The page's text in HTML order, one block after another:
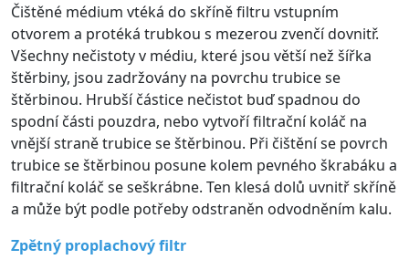
Čištěné médium vtéká do skříně filtru vstupním
otvorem a protéká trubkou s mezerou zvenčí dovnitř.
Všechny nečistoty v médiu, které jsou větší než šířka
štěrbiny, jsou zadržovány na povrchu trubice se
štěrbinou. Hrubší částice nečistot buď spadnou do
spodní části pouzdra, nebo vytvoří filtrační koláč na
vnější straně trubice se štěrbinou. Při čištění se povrch
trubice se štěrbinou posune kolem pevného škrabáku a
filtrační koláč se seškrábne. Ten klesá dolů uvnitř skříně
a může být podle potřeby odstraněn odvodněním kalu.
Zpětný proplachový filtr